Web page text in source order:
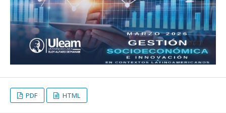
PDF HTML